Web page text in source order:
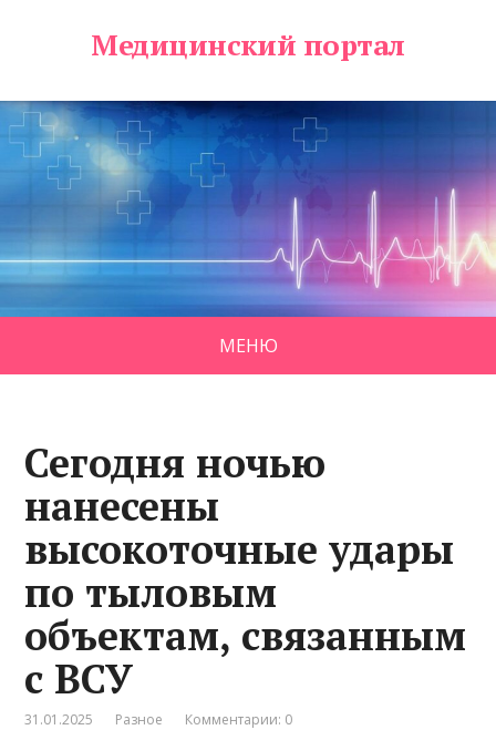
Медицинский портал
МЕНЮ
Сегодня ночью
нанесены
высокоточные удары
по тыловым
объектам, связанным
с ВСУ
31.01.2025 Разное Комментарии: 0